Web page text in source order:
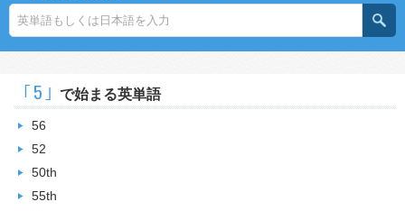
｢5｣ で始まる英単語
56
52
50th
55th